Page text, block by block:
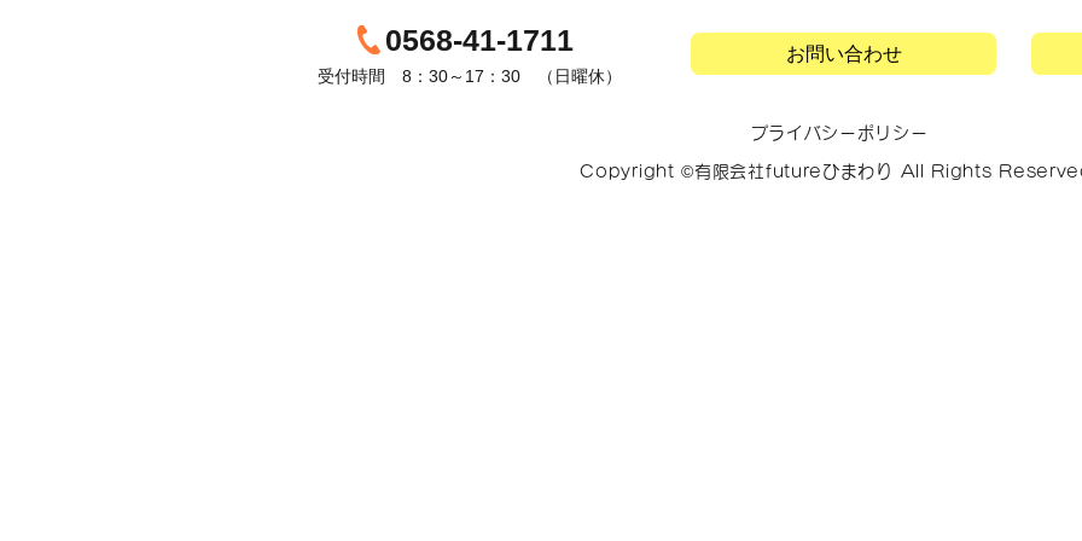
0568-41-1711​
受付時間 8：30～17：30 （日曜休）
お問い合わせ
プライバシーポリシー
Copyright ©有限会社futureひまわり All Rights